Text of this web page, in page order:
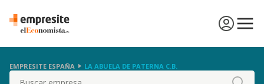
EMPRESITE ESPAÑA LA ABUELA DE PATERNA C.B.
Buscar